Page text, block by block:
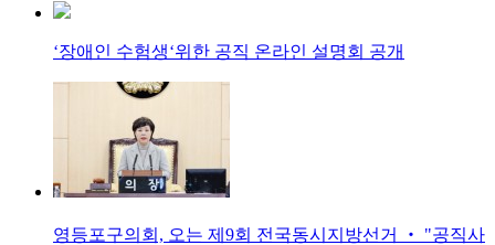
‘장애인 수험생‘위한 공직 온라인 설명회 공개
영등포구의회, 오는 제9회 전국동시지방선거 ‧ "공직사